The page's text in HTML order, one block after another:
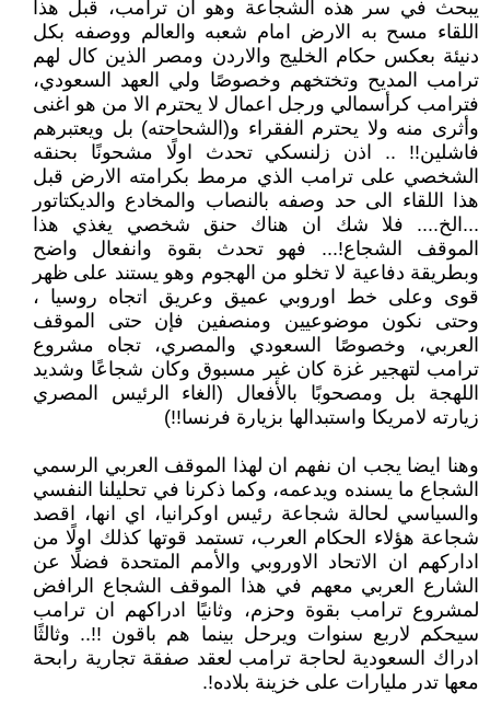
يبحث في سر هذه الشجاعة وهو ان ترامب، قبل هذا
اللقاء مسح به الارض امام شعبه والعالم ووصفه بكل
دنيئة بعكس حكام الخليج والاردن ومصر الذين كال لهم
ترامب المديح وتختخهم وخصوصًا ولي العهد السعودي،
فترامب كرأسمالي ورجل اعمال لا يحترم الا من هو اغنى
وأثرى منه ولا يحترم الفقراء و(الشحاحته) بل ويعتبرهم
فاشلين!! .. اذن زلنسكي تحدث اولًا مشحونًا بحنقه
الشخصي على ترامب الذي مرمط بكرامته الارض قبل
هذا اللقاء الى حد وصفه بالنصاب والمخادع والديكتاتور
...الخ.... فلا شك ان هناك حنق شخصي يغذي هذا
الموقف الشجاع!... فهو تحدث بقوة وانفعال واضح
وبطريقة دفاعية لا تخلو من الهجوم وهو يستند على ظهر
قوى وعلى خط اوروبي عميق وعريق اتجاه روسيا ،
وحتى نكون موضوعيين ومنصفين فإن حتى الموقف
العربي، وخصوصًا السعودي والمصري، تجاه مشروع
ترامب لتهجير غزة كان غير مسبوق وكان شجاعًا وشديد
اللهجة بل ومصحوبًا بالأفعال (الغاء الرئيس المصري
زيارته لامريكا واستبدالها بزيارة فرنسا!!)
وهنا ايضا يجب ان نفهم ان لهذا الموقف العربي الرسمي
الشجاع ما يسنده ويدعمه، وكما ذكرنا في تحليلنا النفسي
والسياسي لحالة شجاعة رئيس اوكرانيا، اي انها، اقصد
شجاعة هؤلاء الحكام العرب، تستمد قوتها كذلك اولًا من
اداركهم ان الاتحاد الاوروبي والأمم المتحدة فضلًا عن
الشارع العربي معهم في هذا الموقف الشجاع الرافض
لمشروع ترامب بقوة وحزم، وثانيًا ادراكهم ان ترامب
سيحكم لاربع سنوات ويرحل بينما هم باقون !!.. وثالثًا
ادراك السعودية لحاجة ترامب لعقد صفقة تجارية رابحة
معها تدر مليارات على خزينة بلاده!.